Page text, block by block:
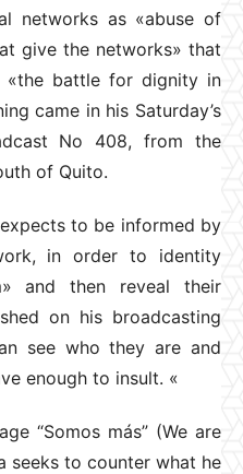
networks as «abuse of
give the networks» that
battle for dignity in
came in his Saturday’s
No 408, from the
of Quito.
to be informed by
in order to identity
and then reveal their
on his broadcasting
see who they are and
enough to insult. «
“Somos más” (We are
seeks to counter what he